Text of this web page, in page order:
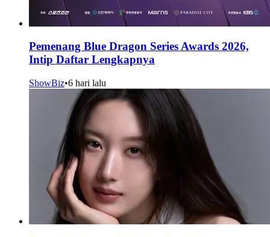
Pemenang Blue Dragon Series Awards 2026,
Intip Daftar Lengkapnya
ShowBiz•6 hari lalu